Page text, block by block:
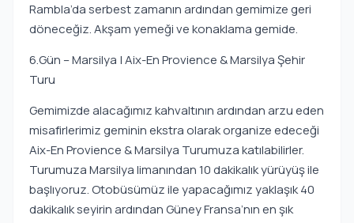
Rambla’da serbest zamanın ardından gemimize geri
döneceğiz. Akşam yemeği ve konaklama gemide.
6.Gün – Marsilya | Aix-En Provience & Marsilya Şehir
Turu
Gemimizde alacağımız kahvaltının ardından arzu eden
misafirlerimiz geminin ekstra olarak organize edeceği
Aix-En Provience & Marsilya Turumuza katılabilirler.
Turumuza Marsilya limanından 10 dakikalık yürüyüş ile
başlıyoruz. Otobüsümüz ile yapacağımız yaklaşık 40
dakikalık seyirin ardından Güney Fransa’nın en şık